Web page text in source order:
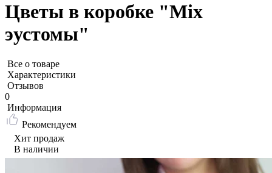
Цветы в коробке "Mix
эустомы"
Все о товаре
Характеристики
Отзывов
0
Информация
Рекомендуем
Хит продаж
В наличии